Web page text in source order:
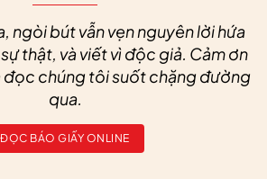
ngòi bút vẫn vẹn nguyên lời hứa
thật, và viết vì độc giả. Cảm ơn
đọc chúng tôi suốt chặng đường
qua.
ĐỌC BÁO GIẤY ONLINE